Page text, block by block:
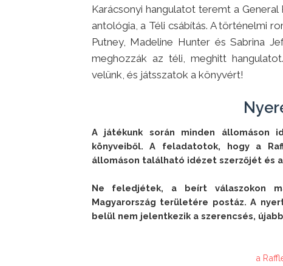
Karácsonyi hangulatot teremt a
antológia, a Téli csábítás. A történelmi
Putney, Madeline Hunter és Sabrina
meghozzák az téli, meghitt
velünk, és játsszatok a könyvért!
A játékunk során minden állomáson
könyveiből. A feladatotok, hogy a
állomáson található idézet szerzőjét és
Ne feledjétek, a beírt válaszokon
Magyarország területére postáz. A
belül nem jelentkezik a szerencsés,
a